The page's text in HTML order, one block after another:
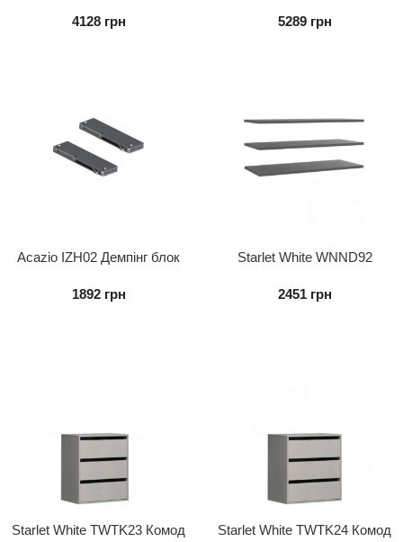
4128 грн
5289 грн
Acazio IZH02 Демпінг блок
1892 грн
Starlet White WNND92
2451 грн
Starlet White TWTK23 Комод
Starlet White TWTK24 Комод